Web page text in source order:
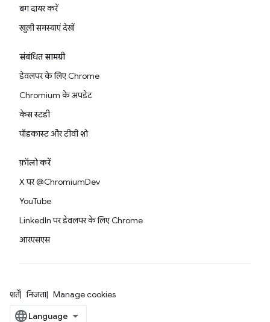
बग दायर करें
खुली समस्याएं देखें
संबंधित सामग्री
डेवलपर के लिए Chrome
Chromium के अपडेट
केस स्टडी
पॉडकास्ट और टीवी शो
फ़ॉलो करें
X पर @ChromiumDev
YouTube
LinkedIn पर डेवलपर के लिए Chrome
आरएसएस
शर्तें निजता Manage cookies